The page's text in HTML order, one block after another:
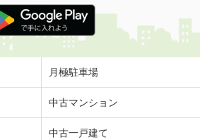
月極駐車場
中古マンション
中古一戸建て